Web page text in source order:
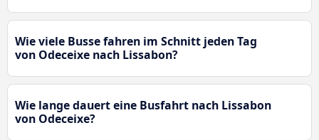
Wie viele Busse fahren im Schnitt jeden Tag
von Odeceixe nach Lissabon?
Wie lange dauert eine Busfahrt nach Lissabon
von Odeceixe?